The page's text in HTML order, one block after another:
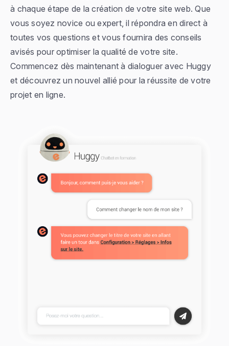
à chaque étape de la création de votre site web. Que
vous soyez novice ou expert, il répondra en direct à
toutes vos questions et vous fournira des conseils
avisés pour optimiser la qualité de votre site.
Commencez dès maintenant à dialoguer avec Huggy
et découvrez un nouvel allié pour la réussite de votre
projet en ligne.